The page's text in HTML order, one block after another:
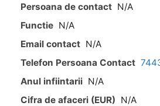
Persoana de contact N/A
Functie N/A
Email contact N/A
Telefon Persoana Contact
Anul infiintarii N/A
Cifra de afaceri (EUR) N/A